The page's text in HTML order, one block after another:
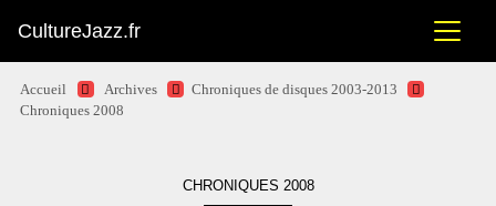
CultureJazz.fr
Accueil Archives
Chroniques de disques 2003-2013
Chroniques 2008
CHRONIQUES 2008